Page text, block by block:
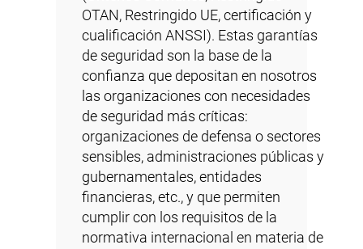
OTAN, Restringido UE, certificación y
cualificación ANSSI). Estas garantías
de seguridad son la base de la
confianza que depositan en nosotros
las organizaciones con necesidades
de seguridad más críticas:
organizaciones de defensa o sectores
sensibles, administraciones públicas y
gubernamentales, entidades
financieras, etc., y que permiten
cumplir con los requisitos de la
normativa internacional en materia de